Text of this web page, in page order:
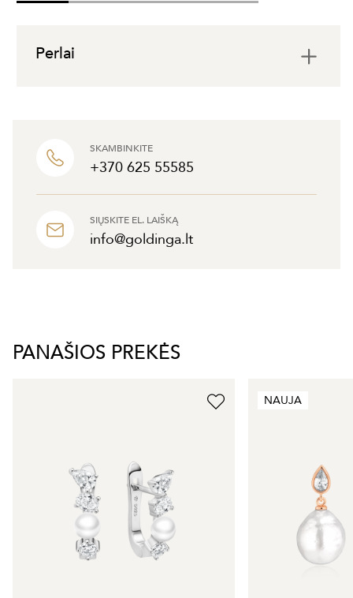
SKAMBINKITE
+370 625 55585
SIŲSKITE EL. LAIŠKĄ
info@goldinga.lt
Perlai
PANAŠIOS PREKĖS
NAUJA